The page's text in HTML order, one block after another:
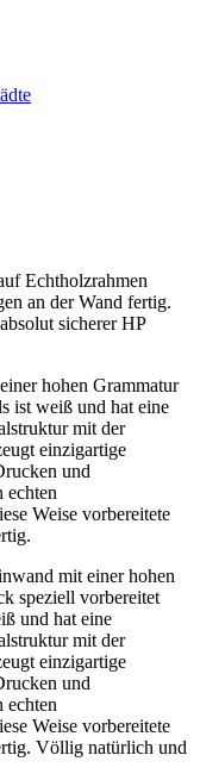
Echtholzrahmen
an der Wand fertig.
sicherer HP
hohen Grammatur
ist weiß und hat eine
mit der
einzigartige
und
echten
Weise vorbereitete
mit einer hohen
speziell vorbereitet
und hat eine
mit der
einzigartige
und
echten
Weise vorbereitete
Völlig natürlich und